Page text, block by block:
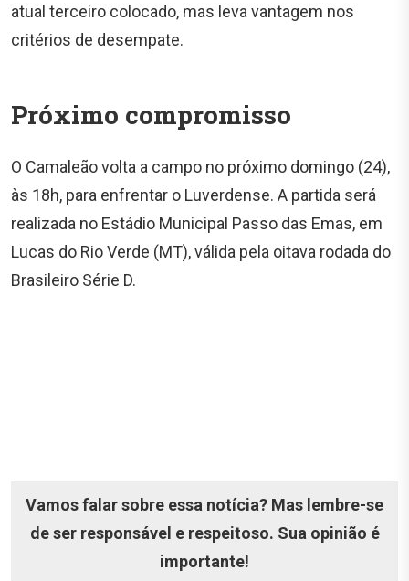
atual terceiro colocado, mas leva vantagem nos
critérios de desempate.
Próximo compromisso
O Camaleão volta a campo no próximo domingo (24),
às 18h, para enfrentar o Luverdense. A partida será
realizada no Estádio Municipal Passo das Emas, em
Lucas do Rio Verde (MT), válida pela oitava rodada do
Brasileiro Série D.
Vamos falar sobre essa notícia? Mas lembre-se
de ser responsável e respeitoso. Sua opinião é
importante!